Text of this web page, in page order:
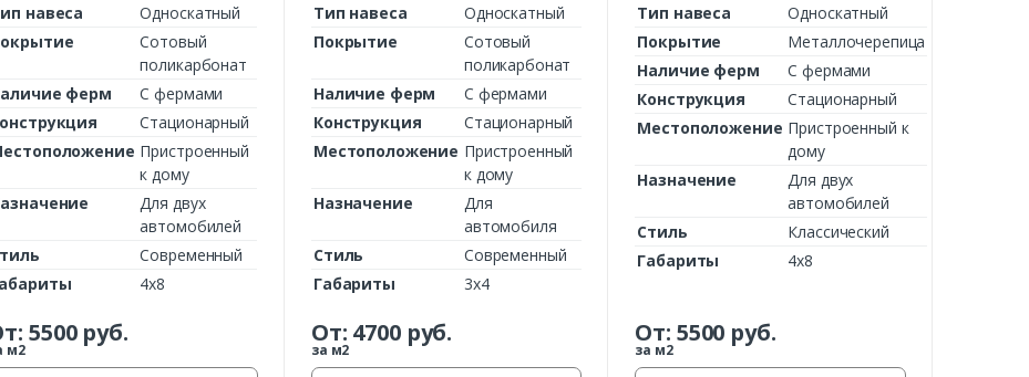
навеса
Односкатный
Сотовый
поликарбонат
ферм
С фермами
Стационарный
Пристроенный
к дому
Для двух
автомобилей
Современный
4х8
5500руб.
м2
Тип навеса
Односкатный
Покрытие
Сотовый
поликарбонат
Наличие ферм
С фермами
Конструкция
Стационарный
Местоположение Пристроенный
к дому
Назначение
Для
автомобиля
Стиль
Современный
Габариты
3х4
От: 4700руб.
за м2
Тип навеса
Односкатный
Покрытие
Металлочерепица
Наличие ферм
С фермами
Конструкция
Стационарный
Местоположение Пристроенный к
дому
Назначение
Для двух
автомобилей
Стиль
Классический
Габариты
4х8
От: 5500 руб.
за м2